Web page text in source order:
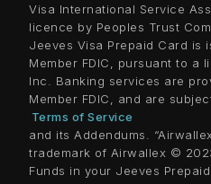
Visa International Service
licence by Peoples Trust
Jeeves Visa Prepaid Card is
Member FDIC, pursuant to a
Inc. Banking services are
Member FDIC, and are
Terms of Service
and its Addendums.
trademark of Airwallex ©
Funds in your Jeeves